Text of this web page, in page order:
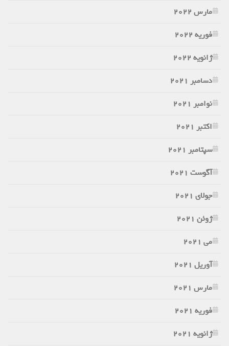
مارس 2022
فوریه 2022
ژانویه 2022
دسامبر 2021
نوامبر 2021
اکتبر 2021
سپتامبر 2021
آگوست 2021
جولای 2021
ژوئن 2021
می 2021
آوریل 2021
مارس 2021
فوریه 2021
ژانویه 2021